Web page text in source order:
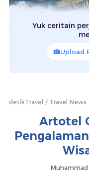
Yuk ceritain
Upload
detikTravel Travel News
Artotel
Muhammad